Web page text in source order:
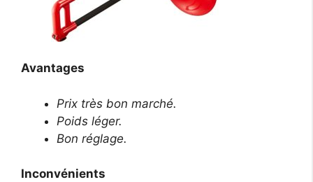
Avantages
Prix ​​très bon marché.
Poids léger.
Bon réglage.
Inconvénients